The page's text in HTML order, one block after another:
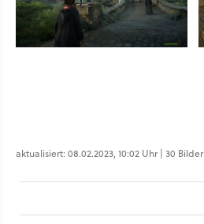
aktualisiert: 08.02.2023, 10:02 Uhr | 30 Bilder